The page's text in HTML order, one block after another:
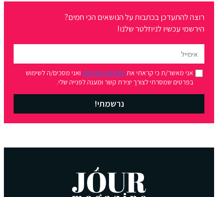
רוצה להתעדכן בכתבות על הנושאים הכי חמים?
הירשמי עכשיו לניוזלטר שלנו!
אני מאשר/ת כי קראתי את מדיניות הפרטיות ואני מסכים/ה לשימוש
בפרטים שמסרתי לצורך יצירת קשר ומענה לפנייה שלי.
נרשמתי!